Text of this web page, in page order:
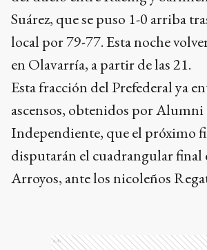
Suárez, que se puso 1-0 arriba
local por 79-77. Esta noche
en Olavarría, a partir de las 21.
Esta fracción del Prefederal ya
ascensos, obtenidos por Alumni
Independiente, que el próximo
disputarán el cuadrangular final
Arroyos, ante los nicoleños
Ads